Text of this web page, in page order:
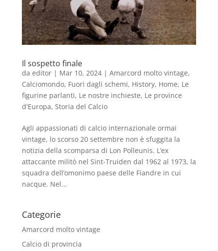
Il sospetto finale
da editor| Mar 10, 2024| Amarcord molto vintage,
Calciomondo, Fuori dagli schemi, History, Home, Le
figurine parlanti, Le nostre inchieste, Le province
d'Europa, Storia del Calcio
Agli appassionati di calcio internazionale ormai
vintage, lo scorso 20 settembre non è sfuggita la
notizia della scomparsa di Lon Polleunis. L’ex
attaccante militò nel Sint-Truiden dal 1962 al 1973, la
squadra dell’omonimo paese delle Fiandre in cui
nacque. Nel...
Categorie
Amarcord molto vintage
Calcio di provincia